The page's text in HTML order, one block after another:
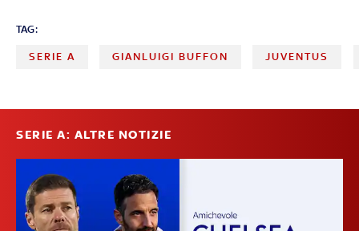
TAG:
SERIE A GIANLUIGI BUFFON JUVENTUS
SERIE A: ALTRE NOTIZIE